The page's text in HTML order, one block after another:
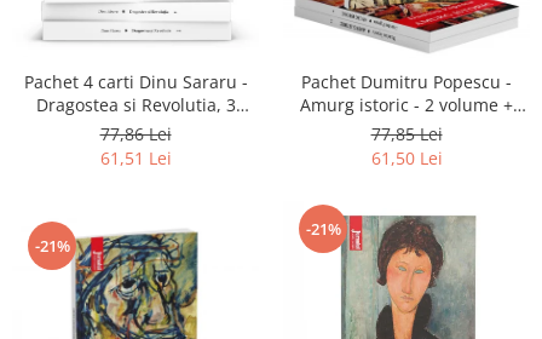
Pachet 4 carti Dinu Sararu -
Dragostea si Revolutia, 3
Volume + Am onoarea,
domnule colonel!
77,86 Lei
61,51 Lei
Pachet Dumitru Popescu -
Amurg istoric - 2 volume +
Timpul lepros!
77,85 Lei
61,50 Lei
-21%
-21%